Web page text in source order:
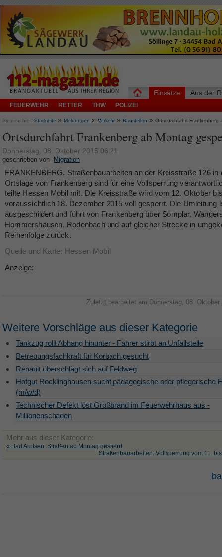
Einsätze
FEUERWEHR RETTER THW POLIZEI
Aus der
Sie sind hier: Startseite » Meldungen » Verkehr » Baustellen » Ortsdurchfahrt Frankenberg
Ortsdurchfahrt Frankenberg ab Montag
Donnerstag, 08. Oktober 2015 06:21
geschrieben von Migration
FRANKENBERG. Straßenbauarbeiten an der Kreisstraße 126 in
Ortslage von Frankenberg sind für eine Vollsperrung
teilte Hessen Mobil mit. Die Kreisstraße wird vom 12. Oktober
voraussichtlich 18. Dezember 2015 voll gesperrt. Die Umleitung
ausgeschildert und führt von Frankenberg über Somplar,
Hommershausen, Rodenbach und auf gleicher Strecke in
Reihenfolge zurück.
Quelle und Karte: Hessen Mobil
Anzeige:
Zuletzt bearbeitet am Donnerstag, 08. Oktober
Weitere Vorschläge aus dieser Kategorie
Tankzug rollt Abhang hinunter - Fahrer stirbt an Unfallstelle
Betreuungsfachkraft für Korbach gesucht
Renault überschlägt sich auf Feldweg
Hofgut Rocklinghausen sucht pädagogische oder pflegerische
(m/w/d)
Technischer Defekt löst Großbrand im Feuerwehrhaus aus -
Millionenschaden
Mehr aus dieser Kategorie:
« Bad Arolsen: Straßen ab Montag gesperrt
Straßenbauarbeiten: Vollsperrung vom 11.